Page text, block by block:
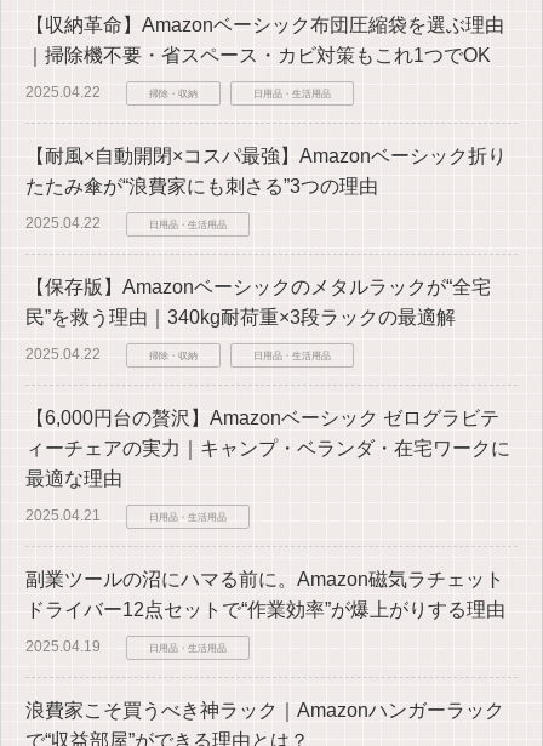
【収納革命】Amazonベーシック布団圧縮袋を選ぶ理由
｜掃除機不要・省スペース・カビ対策もこれ1つでOK
2025.04.22 掃除・収納 日用品・生活用品
【耐風×自動開閉×コスパ最強】Amazonベーシック折り
たたみ傘が“浪費家にも刺さる”3つの理由
2025.04.22 日用品・生活用品
【保存版】Amazonベーシックのメタルラックが“全宅
民”を救う理由｜340kg耐荷重×3段ラックの最適解
2025.04.22 掃除・収納 日用品・生活用品
【6,000円台の贅沢】Amazonベーシック ゼログラビテ
ィーチェアの実力｜キャンプ・ベランダ・在宅ワークに
最適な理由
2025.04.21 日用品・生活用品
副業ツールの沼にハマる前に。Amazon磁気ラチェット
ドライバー12点セットで“作業効率”が爆上がりする理由
2025.04.19 日用品・生活用品
浪費家こそ買うべき神ラック｜Amazonハンガーラック
で“収益部屋”ができる理由とは？